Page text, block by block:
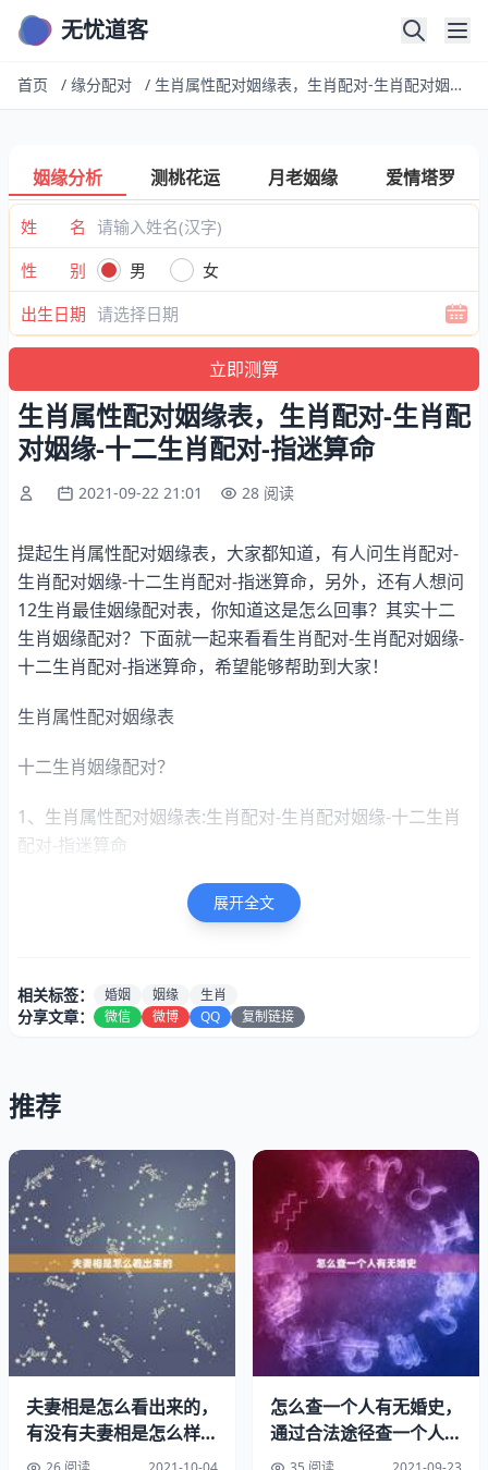
无忧道客
首页 / 缘分配对 / 生肖属性配对姻缘表，生肖配对-生肖配对姻缘-十二生肖配对-指迷算命
姻缘分析 测桃花运 月老姻缘 爱情塔罗
姓 名
性 别
男
女
出生日期
生肖属性配对姻缘表，生肖配对-生肖配
对姻缘-十二生肖配对-指迷算命
2021-09-22 21:01 28 阅读
提起生肖属性配对姻缘表，大家都知道，有人问生肖配对-
生肖配对姻缘-十二生肖配对-指迷算命，另外，还有人想问
12生肖最佳姻缘配对表，你知道这是怎么回事？其实十二
生肖姻缘配对？下面就一起来看看生肖配对-生肖配对姻缘-
十二生肖配对-指迷算命，希望能够帮助到大家！
生肖属性配对姻缘表
十二生肖姻缘配对？
1、生肖属性配对姻缘表:生肖配对-生肖配对姻缘-十二生肖
配对-指迷算命
生肖配对-生肖配对姻缘-十二生肖配对-指迷算命
生肖配对姻缘，十二生肖配对，指迷算命如下：
展开全文
相关标签： 婚姻 姻缘 生肖
分享文章： 微信 微博 QQ 复制链接
推荐
夫妻相是怎么看出来的，
有没有夫妻相是怎么样看
的？
怎么查一个人有无婚史，
通过合法途径查一个人的
婚史，找谁，具体咋整？